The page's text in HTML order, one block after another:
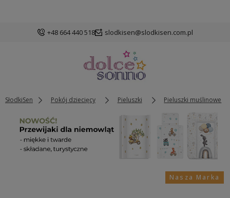
+48 664 440 518 slodkisen@slodkisen.com.pl
SłodkiSen Pokój dziecięcy Pieluszki Pieluszki muślinowe
Nasza Marka